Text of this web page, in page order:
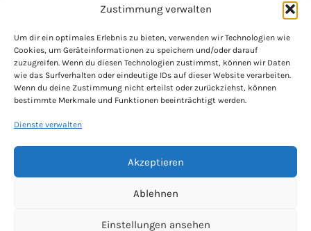
Zustimmung verwalten
Um dir ein optimales Erlebnis zu bieten, verwenden wir Technologien wie
Cookies, um Geräteinformationen zu speichern und/oder darauf
zuzugreifen. Wenn du diesen Technologien zustimmst, können wir Daten
wie das Surfverhalten oder eindeutige IDs auf dieser Website verarbeiten.
Wenn du deine Zustimmung nicht erteilst oder zurückziehst, können
bestimmte Merkmale und Funktionen beeinträchtigt werden.
Dienste verwalten
Akzeptieren
Ablehnen
Einstellungen ansehen
Datenschutzerklärung
Informationen zur Batterieentsorgung
Impressum
Widerrufsbelehrung & Muster-Widerrufsformular
Copyright 2025 by microspeed